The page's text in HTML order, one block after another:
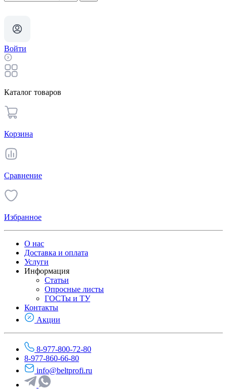
Войти
Каталог товаров
Корзина
Сравнение
Избранное
О нас
Доставка и оплата
Услуги
Информация
Статьи
Опросные листы
ГОСТы и ТУ
Контакты
Акции
8-977-800-72-80
8-977-860-66-80
info@beltprofi.ru